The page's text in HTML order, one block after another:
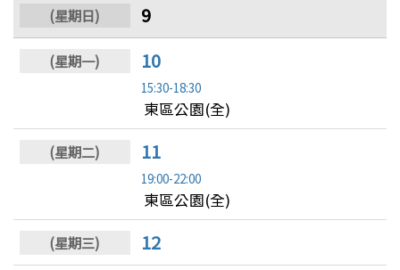
9
10
15:30-18:30
東區公園(全)
11
19:00-22:00
東區公園(全)
12